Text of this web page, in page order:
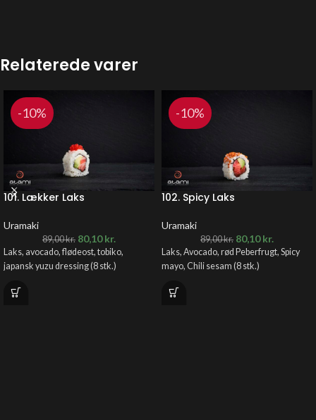
Relaterede varer
-10%
101. Lækker Laks
Uramaki
89,00kr. 80,10kr.
Laks, avocado, flødeost, tobiko,
japansk yuzu dressing (8 stk.)
-10%
102. Spicy Laks
Uramaki
89,00kr. 80,10kr.
Laks, Avocado, rød Peberfrugt, Spicy
mayo, Chili sesam (8 stk.)